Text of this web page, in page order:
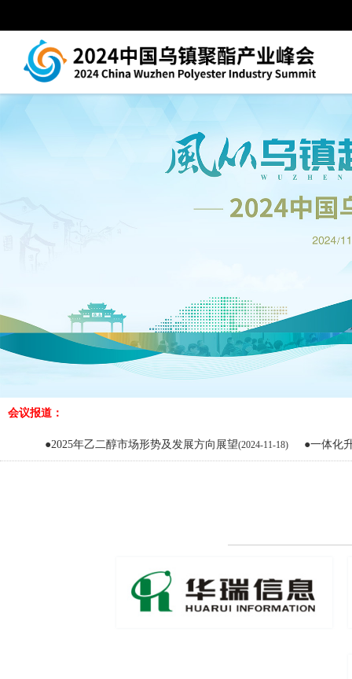
会议报道：
年乙二醇市场形势及发展方向展望(2024-11-18) ●一体化升级加剧：